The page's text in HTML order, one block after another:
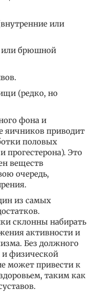
или
брюшной
(редко, но
фона и
яичников приводит
половых
прогестерона). Это
веществ
очередь,
из самых
склонны набирать
активности и
Без должного
и физической
может привести к
таким как